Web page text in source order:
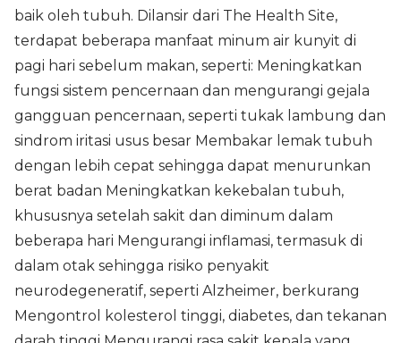
baik oleh tubuh. Dilansir dari The Health Site,
terdapat beberapa manfaat minum air kunyit di
pagi hari sebelum makan, seperti: Meningkatkan
fungsi sistem pencernaan dan mengurangi gejala
gangguan pencernaan, seperti tukak lambung dan
sindrom iritasi usus besar Membakar lemak tubuh
dengan lebih cepat sehingga dapat menurunkan
berat badan Meningkatkan kekebalan tubuh,
khususnya setelah sakit dan diminum dalam
beberapa hari Mengurangi inflamasi, termasuk di
dalam otak sehingga risiko penyakit
neurodegeneratif, seperti Alzheimer, berkurang
Mengontrol kolesterol tinggi, diabetes, dan tekanan